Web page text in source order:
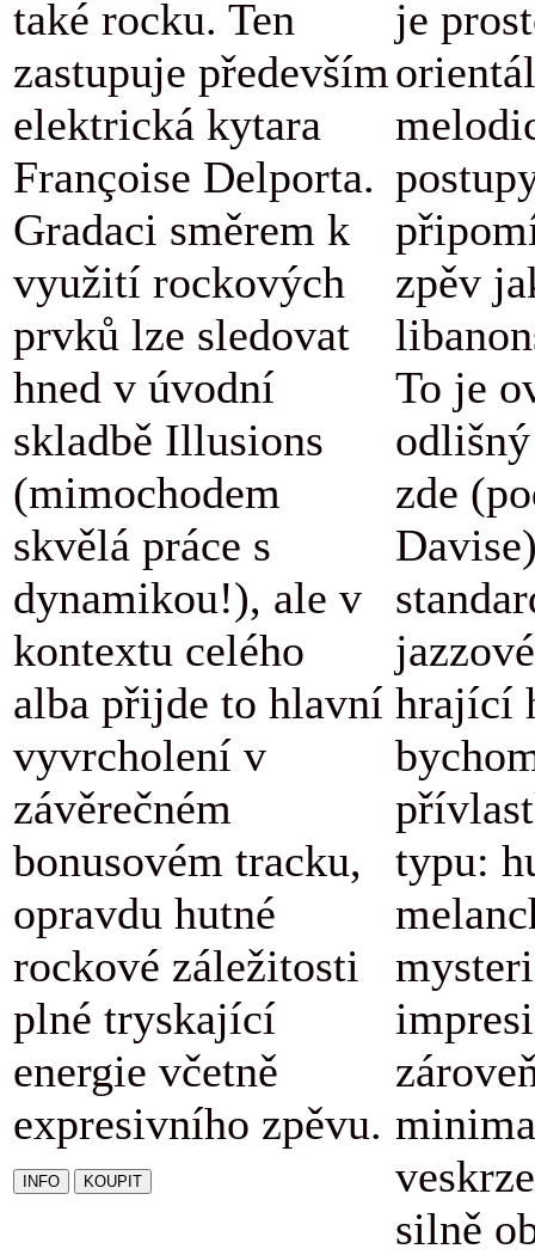
také rocku. Ten
zastupuje především
elektrická kytara
Françoise Delporta.
Gradaci směrem k
využití rockových
prvků lze sledovat
hned v úvodní
skladbě Illusions
(mimochodem
skvělá práce s
dynamikou!), ale v
kontextu celého
alba přijde to hlavní
vyvrcholení v
závěrečném
bonusovém tracku,
opravdu hutné
rockové záležitosti
plné tryskající
energie včetně
expresivního zpěvu.
je
zpěv
To je
zde
hrající
typu:
silně